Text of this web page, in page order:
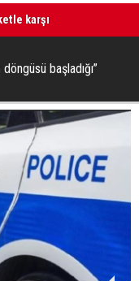
başladığı”